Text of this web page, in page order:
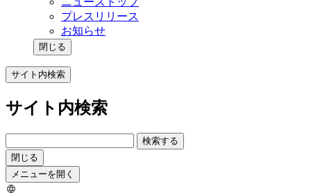
プレスリリース
お知らせ
閉じる
サイト内検索
サイト内検索
検索する
閉じる
メニューを開く